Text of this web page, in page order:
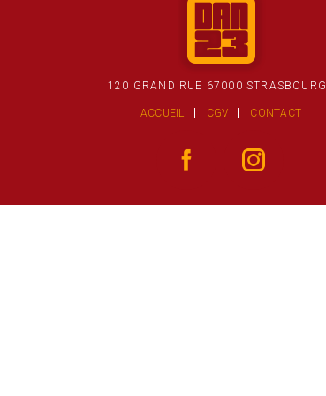
120 GRAND RUE 67000 STRASBOURG
ACCUEIL CGV CONTACT